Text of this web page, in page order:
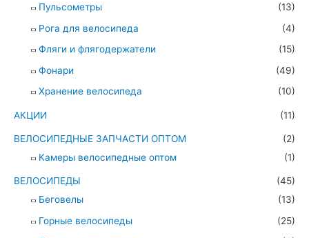
Пульсометры
(13)
Рога для велосипеда
(4)
Фляги и флягодержатели
(15)
Фонари
(49)
Хранение велосипеда
(10)
АКЦИИ (11)
ВЕЛОСИПЕДНЫЕ ЗАПЧАСТИ ОПТОМ
(2)
Камеры велосипедные оптом
(1)
ВЕЛОСИПЕДЫ
(45)
Беговелы
(13)
Горные велосипеды
(25)